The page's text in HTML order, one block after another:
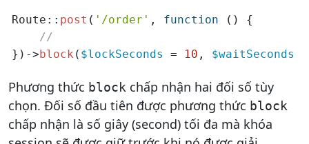
Route:: post ( '/order' , function () {
//
})->block ( $lockSeconds = 10 , $waitSeconds
Phương thức block chấp nhận hai đối số tùy
chọn. Đối số đầu tiên được phương thức block
chấp nhận là số giây (second) tối đa mà khóa